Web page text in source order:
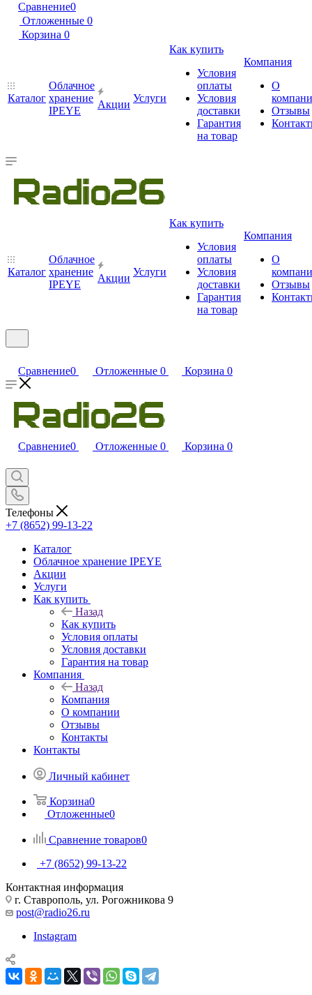
Сравнение0
Отложенные 0
Корзина 0
Каталог
Облачное
хранение
IPEYE
Акции
Услуги
Как купить
Условия
оплаты
Условия
доставки
Гарантия
на товар
Компания
О
Отзывы
Каталог
Облачное
хранение
IPEYE
Акции
Услуги
Как купить
Условия
оплаты
Условия
доставки
Гарантия
на товар
Компания
О
Отзывы
Сравнение0 Отложенные 0 Корзина 0
Сравнение0 Отложенные 0 Корзина 0
Телефоны
+7 (8652) 99-13-22
Каталог
Облачное хранение IPEYE
Акции
Услуги
Как купить
Назад
Как купить
Условия оплаты
Условия доставки
Гарантия на товар
Компания
Назад
Компания
О компании
Отзывы
Контакты
Контакты
Личный кабинет
Корзина0
Отложенные0
Сравнение товаров0
+7 (8652) 99-13-22
Контактная информация
г. Ставрополь, ул. Рогожникова 9
post@radio26.ru
Instagram